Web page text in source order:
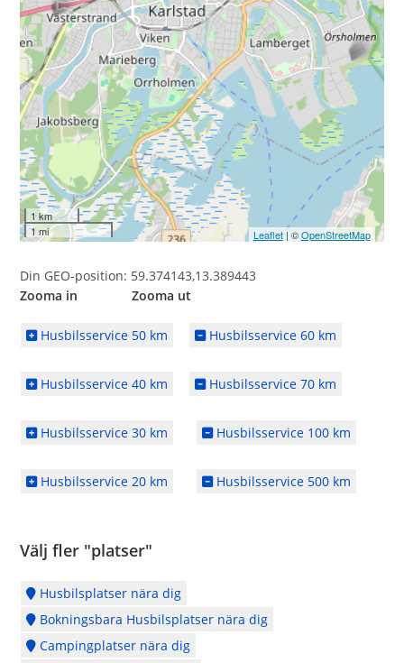
1 km
1 mi
Leaflet| ©OpenStreetMap
Din GEO-position: 59.374143,13.389443
Zooma in Zooma ut
Husbilsservice 50 km Husbilsservice 60 km
Husbilsservice 40 km Husbilsservice 70 km
Husbilsservice 30 km Husbilsservice 100 km
Husbilsservice 20 km Husbilsservice 500 km
Välj fler "platser"
Husbilsplatser nära dig
Bokningsbara Husbilsplatser nära dig
Campingplatser nära dig